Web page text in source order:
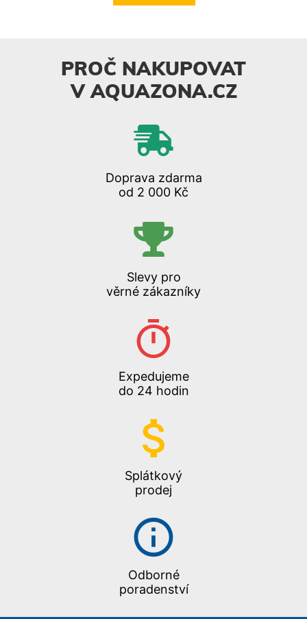
PROČ NAKUPOVAT
V AQUAZONA.CZ
Doprava zdarma
od 2 000 Kč
Slevy pro
věrné zákazníky
Expedujeme
do 24 hodin
Splátkový
prodej
Odborné
poradenství